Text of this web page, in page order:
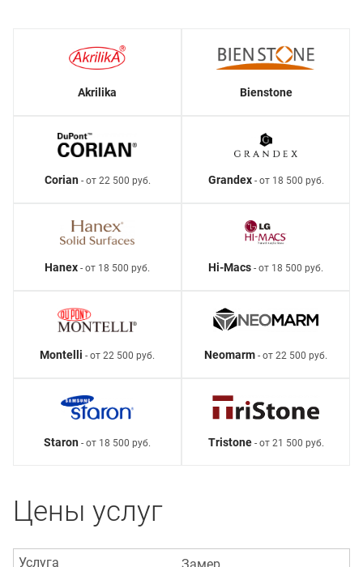
Akrilika Bienstone
Corian- от 22 500 руб. Grandex- от 18 500 руб.
Hanex - от 18 500 руб. Hi-Macs - от 18 500 руб.
Montelli - от 22 500 руб. Neomarm - от 22 500 руб.
Staron - от 18 500 руб. Tristone- от 21 500 руб.
Цены услуг
Замер
Услуга